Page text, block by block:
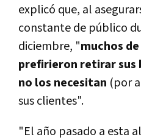
explicó que, al
constante de público
diciembre, "muchos
prefirieron retirar sus
no los necesitan (por
sus clientes".
"El año pasado a esta